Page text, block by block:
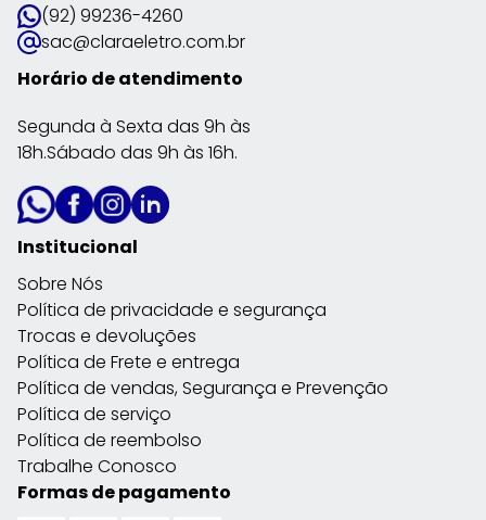
(92) 99236-4260
sac@claraeletro.com.br
Horário de atendimento
Segunda à Sexta das 9h às
18h.Sábado das 9h às 16h.
Institucional
Sobre Nós
Política de privacidade e segurança
Trocas e devoluções
Política de Frete e entrega
Política de vendas, Segurança e Prevenção
Política de serviço
Política de reembolso
Trabalhe Conosco
Formas de pagamento